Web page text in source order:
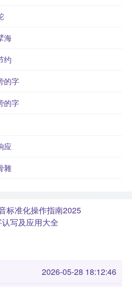
海
约
的字
的字
应
雜
标准化操作指南2025
写及应用大全
2026-05-28 18:12:46